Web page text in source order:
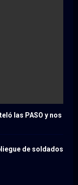
las PASO y nos
de soldados